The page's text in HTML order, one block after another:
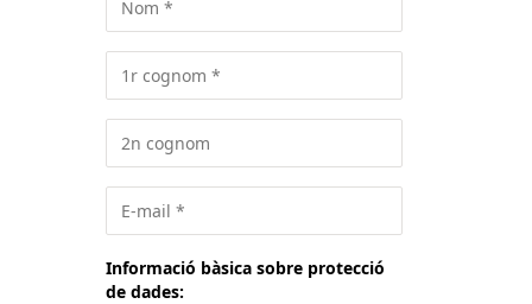
Informació bàsica sobre protecció
de dades: